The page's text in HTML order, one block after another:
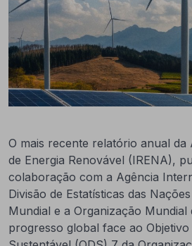
O mais recente relatório anual da
de Energia Renovável (IRENA),
colaboração com a Agência
Divisão de Estatísticas das
Mundial e a Organização Mundial
progresso global face ao